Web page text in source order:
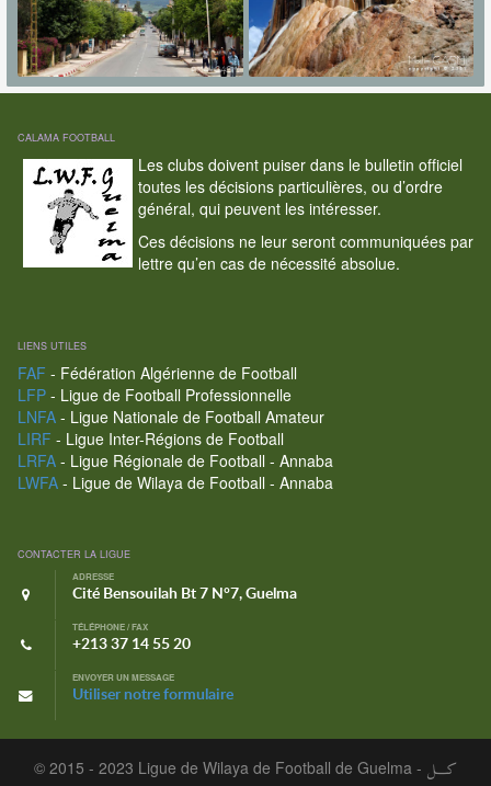
CALAMA FOOTBALL
Les clubs doivent puiser dans le bulletin officiel
toutes les décisions particulières, ou d’ordre
général, qui peuvent les intéresser.
Ces décisions ne leur seront communiquées par
lettre qu’en cas de nécessité absolue.
LIENS UTILES
FAF - Fédération Algérienne de Football
LFP- Ligue de Football Professionnelle
LNFA- Ligue Nationale de Football Amateur
LIRF - Ligue Inter-Régions de Football
LRFA- Ligue Régionale de Football - Annaba
LWFA- Ligue de Wilaya de Football - Annaba
CONTACTER LA LIGUE
ADRESSE
Cité Bensouilah Bt 7 N°7, Guelma
TÉLÉPHONE / FAX
+213 37 14 55 20
ENVOYER UN MESSAGE
Utiliser notre formulaire
© 2015 - 2023 Ligue de Wilaya de Football de Guelma - كـــل